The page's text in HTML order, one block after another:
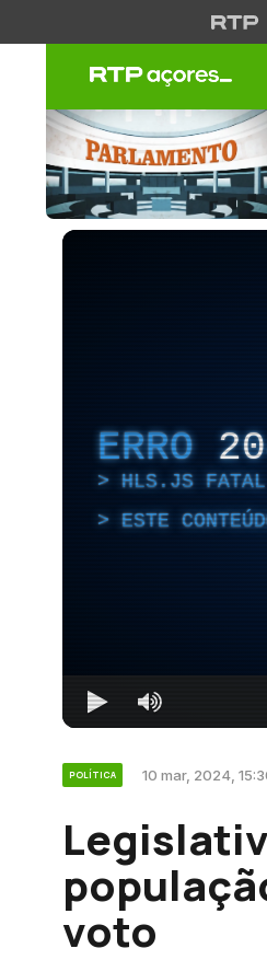
ERRO
HLS.JS FATAL
ESTE
POLÍTICA 10 mar, 2024,
voto